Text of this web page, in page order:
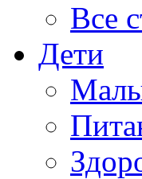
Все
Дети